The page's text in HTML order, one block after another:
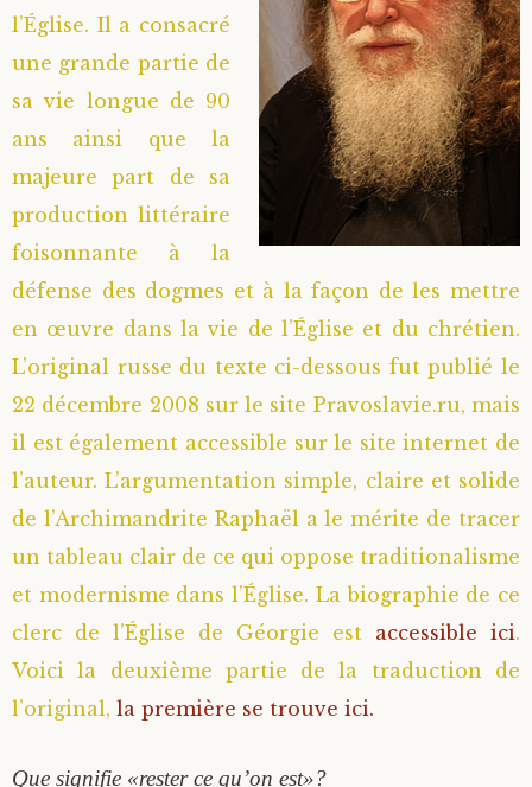
l’Église. Il a consacré
une grande partie de
sa vie longue de 90
ans ainsi que la
majeure part de sa
production littéraire
foisonnante à la
défense des dogmes et à la façon de les mettre
en œuvre dans la vie de l’Église et du chrétien.
L’original russe du texte ci-dessous fut publié le
22 décembre 2008 sur le site Pravoslavie.ru, mais
il est également accessible sur le site internet de
l’auteur. L’argumentation simple, claire et solide
de l’Archimandrite Raphaël a le mérite de tracer
un tableau clair de ce qui oppose traditionalisme
et modernisme dans l’Église. La biographie de ce
clerc de l’Église de Géorgie est accessible ici.
Voici la deuxième partie de la traduction de
l’original, la première se trouve ici.
Que signifie «rester ce qu’on est»?